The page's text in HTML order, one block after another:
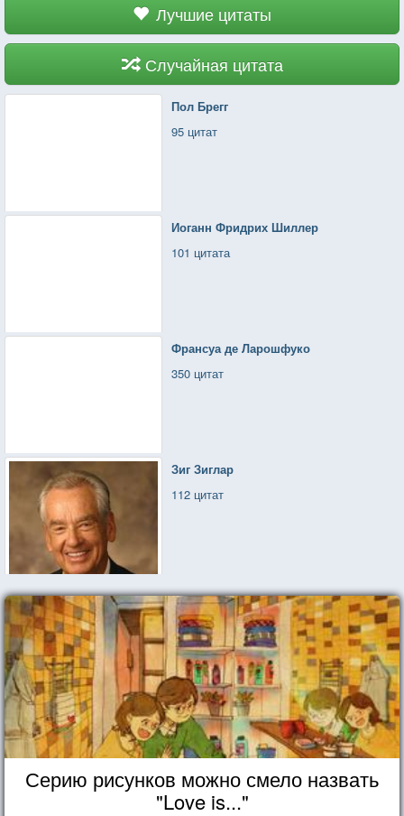
Лучшие цитаты
Случайная цитата
Пол Брегг
95 цитат
Иоганн Фридрих Шиллер
101 цитата
Франсуа де Ларошфуко
350 цитат
Зиг Зиглар
112 цитат
Серию рисунков можно смело назвать
"Love is..."